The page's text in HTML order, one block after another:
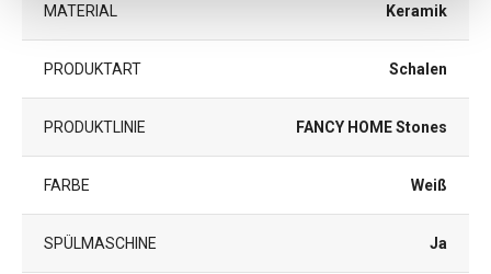
MATERIAL Keramik
PRODUKTART Schalen
PRODUKTLINIE FANCY HOME Stones
FARBE Weiß
SPÜLMASCHINE Ja